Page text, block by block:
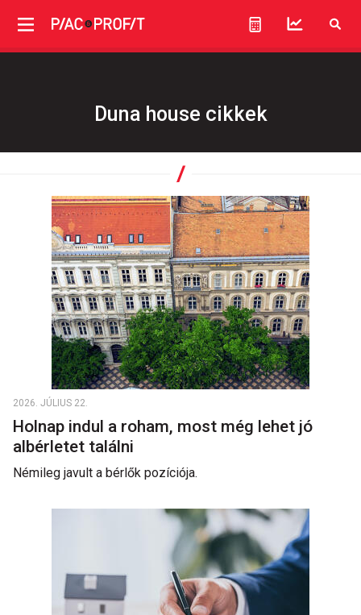
Duna house cikkek
2026. JÚLIUS 22.
Holnap indul a roham, most még lehet jó
albérletet találni
Némileg javult a bérlők pozíciója.